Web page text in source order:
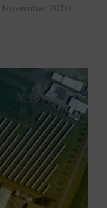
November 2010